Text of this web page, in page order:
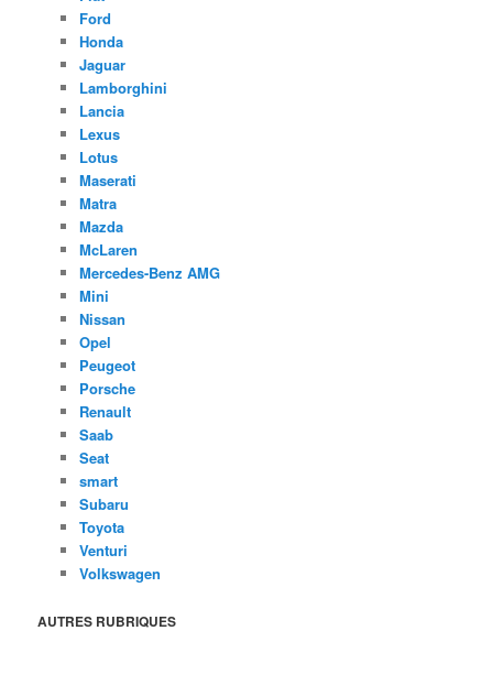
Ford
Honda
Jaguar
Lamborghini
Lancia
Lexus
Lotus
Maserati
Matra
Mazda
McLaren
Mercedes-Benz AMG
Mini
Nissan
Opel
Peugeot
Porsche
Renault
Saab
Seat
smart
Subaru
Toyota
Venturi
Volkswagen
AUTRES RUBRIQUES